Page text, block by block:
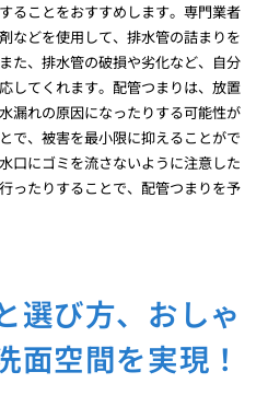
ることをおすすめします。専門業者
などを使用して、排水管の詰まりを
た、排水管の破損や劣化など、自分
してくれます。配管つまりは、放置
漏れの原因になったりする可能性が
で、被害を最小限に抑えることがで
口にゴミを流さないように注意した
ったりすることで、配管つまりを予
選び方、おしゃ
面空間を実現！